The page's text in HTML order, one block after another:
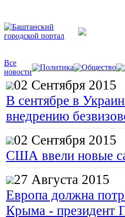
Все
новости
Политика Общество
02 Сентября 2015
В сентябре в
внедрению
02 Сентября 2015
США ввели новые
27 Августа 2015
Европа должна
Крыма - президент